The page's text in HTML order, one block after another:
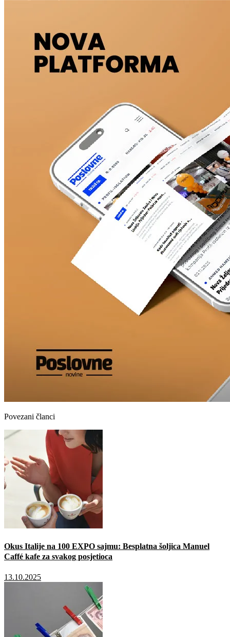
Povezani članci
Okus Italije na 100 EXPO sajmu: Besplatna šoljica Manuel
Caffé kafe za svakog posjetioca
13.10.2025